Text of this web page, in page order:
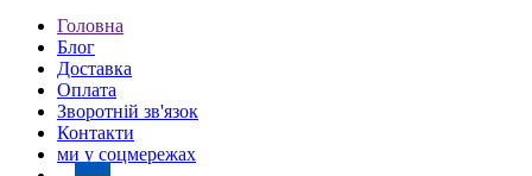
Головна
Блог
Доставка
Оплата
Зворотній зв'язок
Контакти
ми у соцмережах